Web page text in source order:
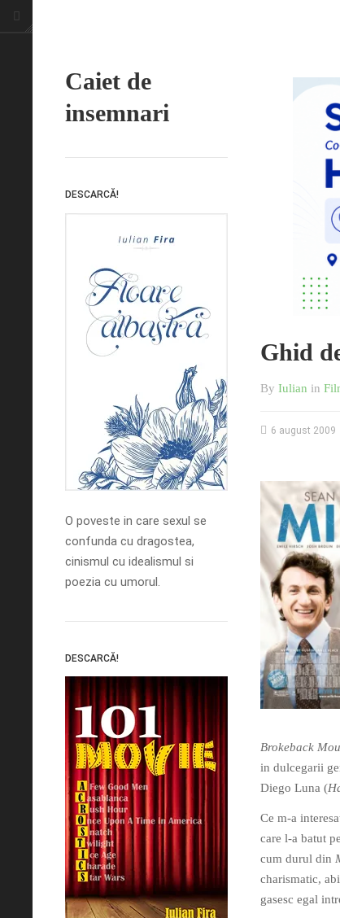
Caiet de
insemnari
DESCARCĂ!
O poveste in care sexul se
confunda cu dragostea,
cinismul cu idealismul si
poezia cu umorul.
DESCARCĂ!
Ghid
By Iulian in
6 august 2009
Brokeback
in dulcegarii
Diego Luna (
Ce m-a
care l-a batut
cum durul din
charismatic,
gasesc egal